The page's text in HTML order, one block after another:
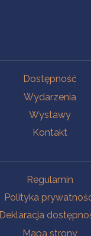
Dostępność
Wydarzenia
Wystawy
Kontakt
Regulamin
Polityka
Deklaracja
Mapa strony